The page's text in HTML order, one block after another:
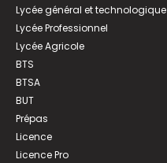
Lycée général et technologique
Lycée Professionnel
Lycée Agricole
BTS
BTSA
BUT
Prépas
Licence
Licence Pro